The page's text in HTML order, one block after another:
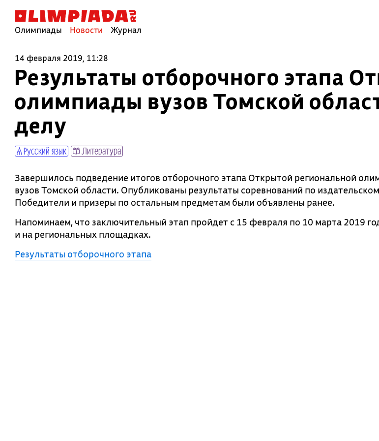
Олимпиады Новости Журнал
14 февраля 2019, 11:28
Результаты отборочного этапа
олимпиады вузов Томской
делу
Русский язык Литература
Завершилось подведение итогов отборочного этапа Открытой региональной
вузов Томской области. Опубликованы результаты соревнований по
Победители и призеры по остальным предметам были объявлены ранее.
Напоминаем, что заключительный этап пройдет с 15 февраля по 10 марта 2019
и на региональных площадках.
Результаты отборочного этапа